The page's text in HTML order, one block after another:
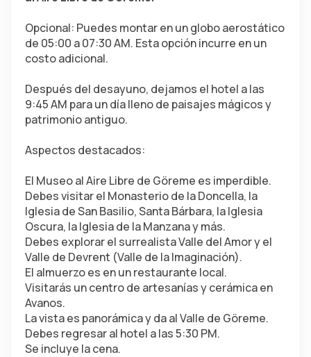
Opcional: Puedes montar en un globo aerostático
de 05:00 a 07:30 AM. Esta opción incurre en un
costo adicional.
Después del desayuno, dejamos el hotel a las
9:45 AM para un día lleno de paisajes mágicos y
patrimonio antiguo.
Aspectos destacados:
El Museo al Aire Libre de Göreme es imperdible.
Debes visitar el Monasterio de la Doncella, la
Iglesia de San Basilio, Santa Bárbara, la Iglesia
Oscura, la Iglesia de la Manzana y más.
Debes explorar el surrealista Valle del Amor y el
Valle de Devrent (Valle de la Imaginación).
El almuerzo es en un restaurante local.
Visitarás un centro de artesanías y cerámica en
Avanos.
La vista es panorámica y da al Valle de Göreme.
Debes regresar al hotel a las 5:30 PM.
Se incluye la cena.